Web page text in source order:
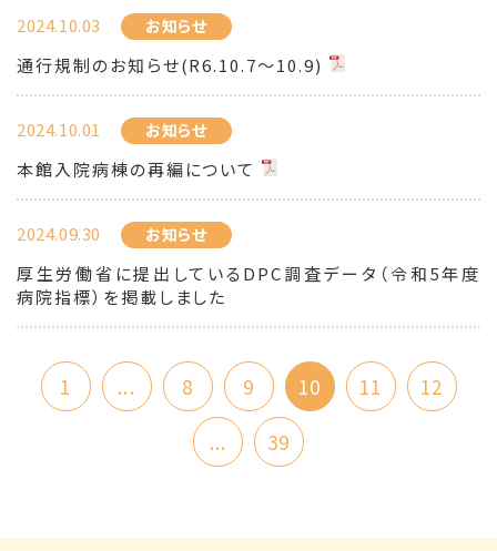
2024.10.03 お知らせ
通行規制のお知らせ(R6.10.7～10.9)
2024.10.01 お知らせ
本館入院病棟の再編について
2024.09.30 お知らせ
厚生労働省に提出しているDPC調査データ（令和5年度
病院指標）を掲載しました
1 ... 8 9 10 11
12
...
39